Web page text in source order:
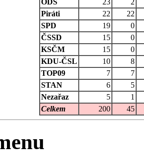
Piráti
22
22
SPD
19
0
ČSSD
15
0
KSČM
15
0
KDU-ČSL
10
8
TOP09
7
7
STAN
6
5
Nezařaz
5
1
Celkem
200 45